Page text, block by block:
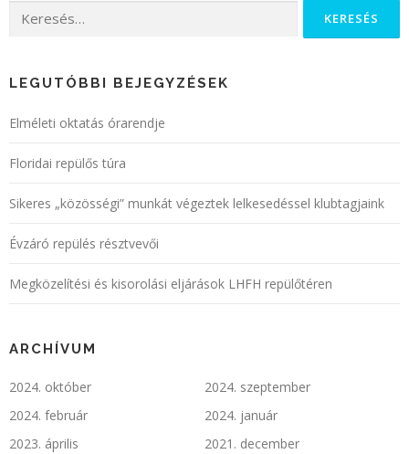
LEGUTÓBBI BEJEGYZÉSEK
Elméleti oktatás órarendje
Floridai repülős túra
Sikeres „közösségi” munkát végeztek lelkesedéssel klubtagjaink
Évzáró repülés résztvevői
Megközelítési és kisorolási eljárások LHFH repülőtéren
ARCHÍVUM
2024. október
2024. szeptember
2024. február
2024. január
2023. április
2021. december